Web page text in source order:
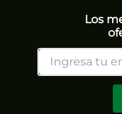
Los